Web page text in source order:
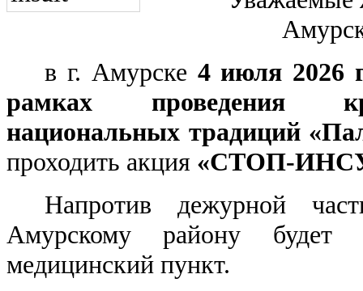
в г. Амурске 4 июля 2026
рамках проведения
национальных традиций
проходить акция «СТОП-
Напротив дежурной
Амурскому району будет
медицинский пункт.